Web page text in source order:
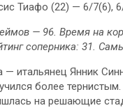
Тиафо (22) — 6/7(6),
— 96. Время на
соперника: 31.
итальянец Янник
более
на решающие